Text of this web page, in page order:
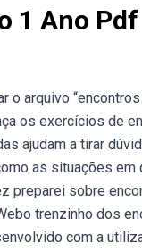
1 Ano Pdf
arquivo
os exercícios de
ajudam a tirar
as situações
preparei sobre
trenzinho dos
com a